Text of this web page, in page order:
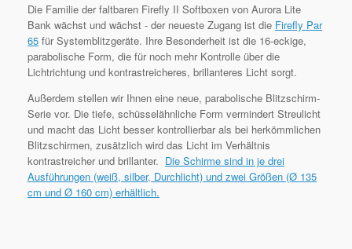
Die Familie der faltbaren Firefly II Softboxen von Aurora Lite
Bank wächst und wächst - der neueste Zugang ist die Firefly Par
65 für Systemblitzgeräte. Ihre Besonderheit ist die 16-eckige,
parabolische Form, die für noch mehr Kontrolle über die
Lichtrichtung und kontrastreicheres, brillanteres Licht sorgt.
Außerdem stellen wir Ihnen eine neue, parabolische Blitzschirm-
Serie vor. Die tiefe, schüsselähnliche Form vermindert Streulicht
und macht das Licht besser kontrollierbar als bei herkömmlichen
Blitzschirmen, zusätzlich wird das Licht im Verhältnis
kontrastreicher und brillanter. Die Schirme sind in je drei
Ausführungen (weiß, silber, Durchlicht) und zwei Größen (Ø 135
cm und Ø 160 cm) erhältlich.